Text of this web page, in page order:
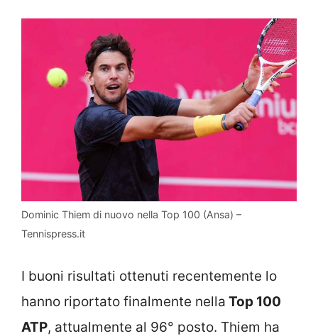
Dominic Thiem di nuovo nella Top 100 (Ansa) –
Tennispress.it
I buoni risultati ottenuti recentemente lo
hanno riportato finalmente nella Top 100
ATP, attualmente al 96° posto. Thiem ha